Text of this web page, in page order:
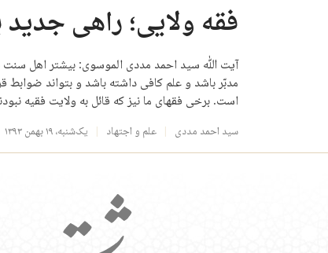
فقه ولایی؛ راهی
آیت الله سید احمد مددی الموسوی: بیشتر اهل سنت
مدبّر باشد و علم کافی داشته باشد و بتواند ضوابط
است. برخی فقهای ما نیز که قائل به ولایت فقیه
سید احمد مددی علم و اجتهاد یک‌شنبه، ۱۹ بهمن ۱۳۹۳